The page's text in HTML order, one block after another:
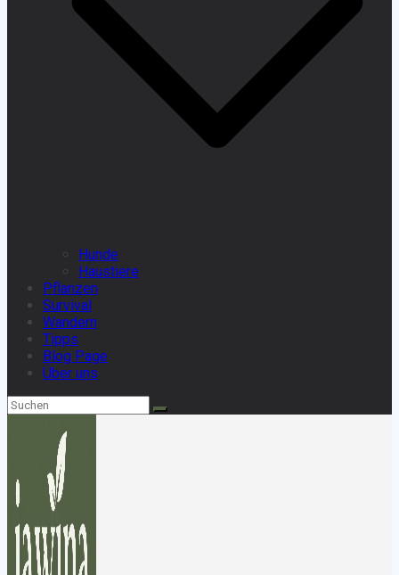
Hunde
Haustiere
Pflanzen
Survival
Wandern
Tipps
Blog Page
Über uns